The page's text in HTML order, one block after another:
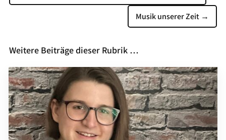
Musik unserer Zeit →
Weitere Beiträge dieser Rubrik …